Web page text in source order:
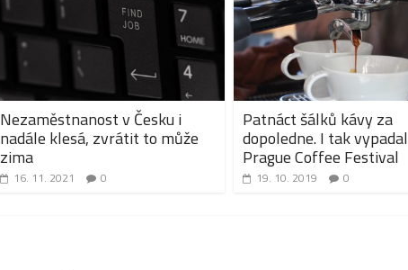
Nezaměstnanost v Česku i
nadále klesá, zvrátit to může
zima
16. 11. 2021 0
Patnáct šálků kávy za
dopoledne. I tak vypadal
Prague Coffee Festival
19. 10. 2019 0